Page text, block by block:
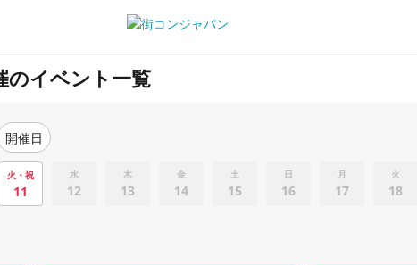
のイベント一覧
開催日
火・祝
11
水
12
木
13
金
14
土
15
日
16
月
17
火
18